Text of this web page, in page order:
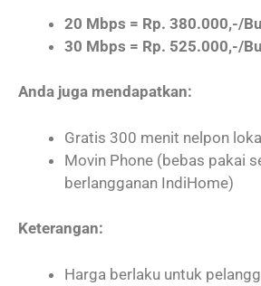
20 Mbps = Rp. 380.000,-/
30 Mbps = Rp. 525.000,-/
Anda juga mendapatkan:
Gratis 300 menit nelpon
Movin Phone (bebas pakai
berlangganan IndiHome)
Keterangan:
Harga berlaku untuk